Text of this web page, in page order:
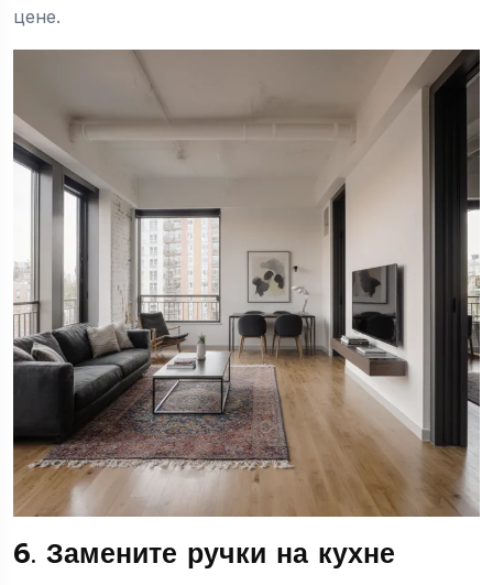
цене.
6. Замените ручки на кухне